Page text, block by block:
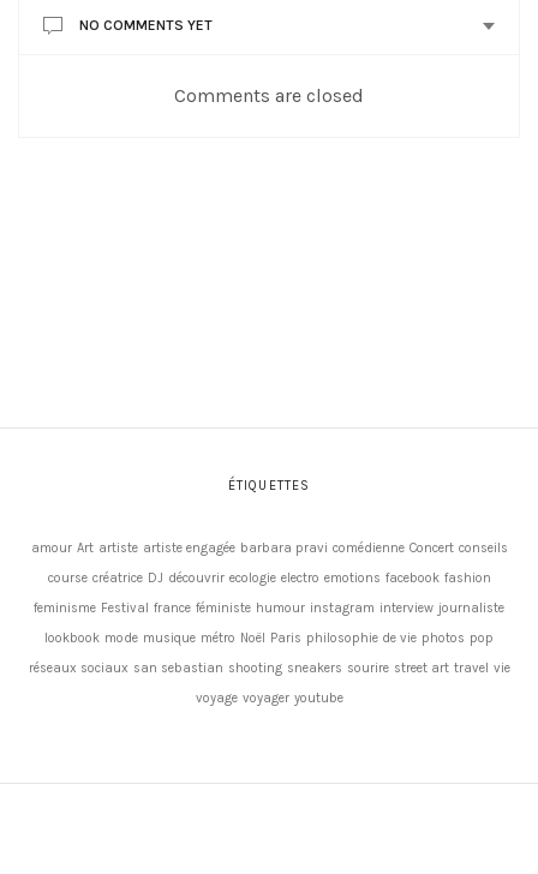
NO COMMENTS YET
Comments are closed
ÉTIQUETTES
amour Art artiste artiste engagée barbara pravi comédienne Concert conseils
course créatrice DJ découvrir ecologie electro emotions facebook fashion
feminisme Festival france féministe humour instagram interview journaliste
lookbook mode musique métro Noël Paris philosophie de vie photos pop
réseaux sociaux san sebastian shooting sneakers sourire street art travel vie
voyage voyager youtube